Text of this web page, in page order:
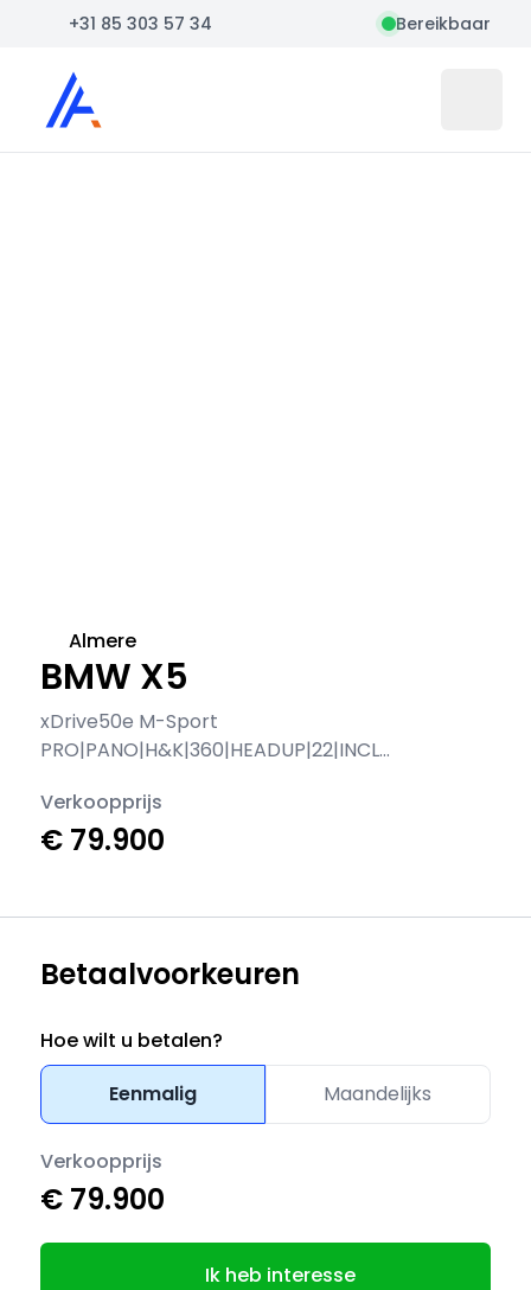
+31 85 303 57 34 Bereikbaar
Auto Atlas
BMW X5
xDrive50e M-Sport
PRO|PANO|H&K|360|HEADUP|22|INCL
Almere
Verkoopprijs
€ 79.900
Betaalvoorkeuren
Hoe wilt u betalen?
Eenmalig
Maandelijks
Verkoopprijs
€ 79.900
Ik heb interesse